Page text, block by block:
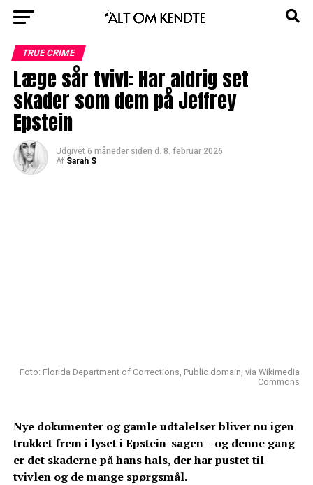
TRUE CRIME
Læge sår tvivl: Har aldrig set
skader som dem på Jeffrey
Epstein
Udgivet 6 måneder siden d. 8. februar 2026
Af Sarah S
Foto: Florida Department of Corrections, Public domain, via Wikimedia
Commons
Nye dokumenter og gamle udtalelser bliver nu igen
trukket frem i lyset i Epstein-sagen – og denne gang
er det skaderne på hans hals, der har pustet til
tvivlen og de mange spørgsmål.